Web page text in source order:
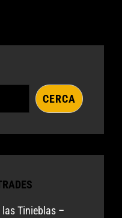
CERCA
las Tinieblas –